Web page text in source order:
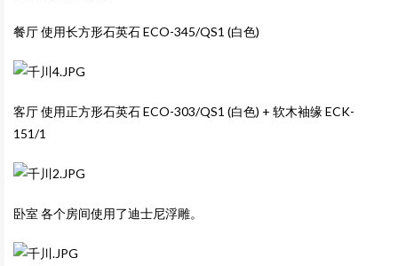
餐厅 使用长方形石英石 ECO-345/QS1 (白色)
客厅 使用正方形石英石 ECO-303/QS1 (白色) + 软木袖缘 ECK-
151/1
卧室 各个房间使用了迪士尼浮雕。